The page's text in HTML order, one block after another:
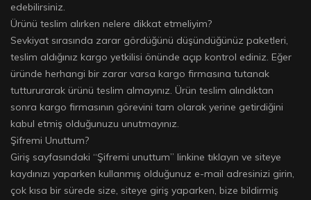
edebilirsiniz.
Ürünü teslim alırken nelere dikkat etmeliyim?
Sevkiyat sırasında zarar gördüğünü düşündüğünüz paketleri,
teslim aldığınız kargo yetkilisi önünde açıp kontrol ediniz. Eğer
üründe herhangi bir zarar varsa kargo firmasına tutanak
tuttururarak ürünü teslim almayınız. Ürün teslim alındıktan
sonra kargo firmasının görevini tam olarak yerine getirdiğini
kabul etmiş olduğunuzu unutmayınız.
Şifremi Unuttum?
Giriş sayfasındaki “Şifremi unuttum” linkine tıklayın ve siteye
kaydınızı yaparken kullanmış olduğunuz e-mail adresinizi girin,
çok kısa bir sürede size, siteye giriş yaparken, bize bildirmiş